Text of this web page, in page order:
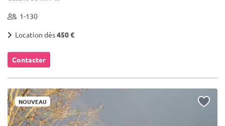
1-130
Location dès450 €
Contacter
NOUVEAU